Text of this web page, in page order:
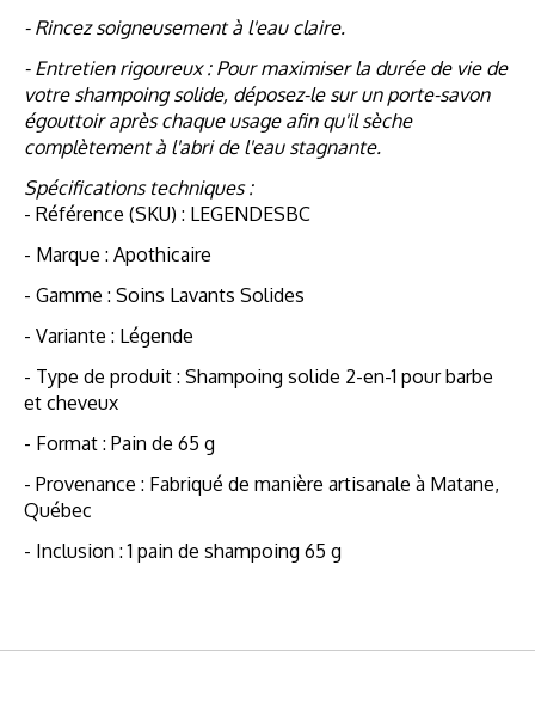
- Rincez soigneusement à l'eau claire.
- Entretien rigoureux : Pour maximiser la durée de vie de
votre shampoing solide, déposez-le sur un porte-savon
égouttoir après chaque usage afin qu'il sèche
complètement à l'abri de l'eau stagnante.
Spécifications techniques :
- Référence (SKU) : LEGENDESBC
- Marque : Apothicaire
- Gamme : Soins Lavants Solides
- Variante : Légende
- Type de produit : Shampoing solide 2-en-1 pour barbe
et cheveux
- Format : Pain de 65 g
- Provenance : Fabriqué de manière artisanale à Matane,
Québec
- Inclusion : 1 pain de shampoing 65 g